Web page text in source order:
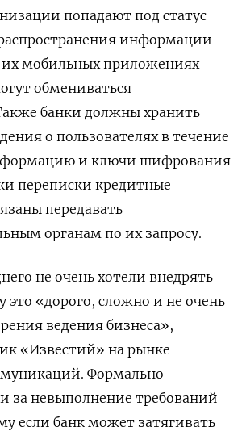
попадают под статус
информации
их мобильных приложениях
обмениваться
банки должны хранить
о пользователях в течение
и ключи шифрования
переписки кредитные
передавать
органам по их запросу.
не очень хотели внедрять
это «дорого, сложно и не очень
ведения бизнеса»,
«Известий» на рынке
Формально
за невыполнение требований
если банк может затягивать